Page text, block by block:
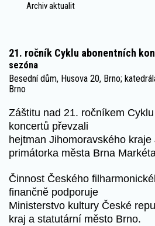
Archiv aktualit
21. ročník Cyklu abonentních
sezóna
Besední dům, Husova 20, Brno;
Brno
Záštitu nad 21. ročníkem
koncertů převzali
hejtman Jihomoravského
primátorka města Brna
Činnost Českého
finančně podporuje
Ministerstvo kultury České
kraj a statutární město Brno.